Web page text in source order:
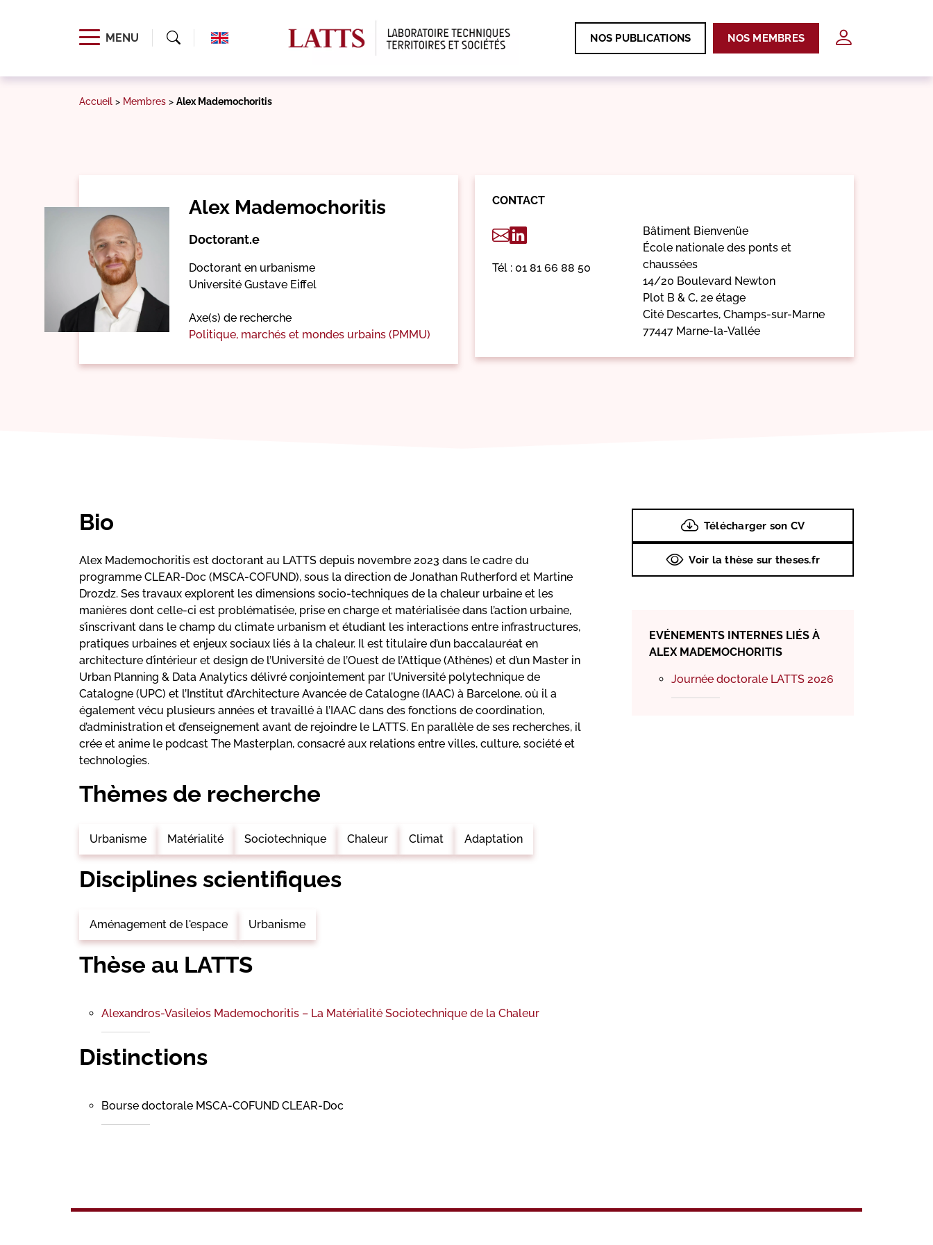
MENU NOS PUBLICATIONS NOS MEMBRES
Accueil > Membres > Alex Mademochoritis
Alex Mademochoritis
Doctorant.e
Doctorant en urbanisme
Université Gustave Eiffel
Axe(s) de recherche
Politique, marchés et mondes urbains (PMMU)
CONTACT
Tél : 01 81 66 88 50
Bâtiment Bienvenüe
École nationale des ponts et
chaussées
14/20 Boulevard Newton
Plot B & C, 2e étage
Cité Descartes, Champs-sur-Marne
77447 Marne-la-Vallée
Bio
Alex Mademochoritis est doctorant au LATTS depuis novembre 2023 dans le cadre du
programme CLEAR-Doc (MSCA-COFUND), sous la direction de Jonathan Rutherford et Martine
Drozdz. Ses travaux explorent les dimensions socio-techniques de la chaleur urbaine et les
manières dont celle-ci est problématisée, prise en charge et matérialisée dans l’action urbaine,
s’inscrivant dans le champ du climate urbanism et étudiant les interactions entre infrastructures,
pratiques urbaines et enjeux sociaux liés à la chaleur. Il est titulaire d’un baccalauréat en
architecture d’intérieur et design de l’Université de l’Ouest de l’Attique (Athènes) et d’un Master in
Urban Planning & Data Analytics délivré conjointement par l’Université polytechnique de
Catalogne (UPC) et l’Institut d’Architecture Avancée de Catalogne (IAAC) à Barcelone, où il a
également vécu plusieurs années et travaillé à l’IAAC dans des fonctions de coordination,
d’administration et d’enseignement avant de rejoindre le LATTS. En parallèle de ses recherches, il
crée et anime le podcast The Masterplan, consacré aux relations entre villes, culture, société et
technologies.
Thèmes de recherche
Urbanisme Matérialité Sociotechnique Chaleur Climat Adaptation
Disciplines scientifiques
Aménagement de l'espace Urbanisme
Thèse au LATTS
Alexandros-Vasileios Mademochoritis – La Matérialité Sociotechnique de la Chaleur
Distinctions
Bourse doctorale MSCA-COFUND CLEAR-Doc
Télécharger son CV
Voir la thèse sur theses.fr
EVÉNEMENTS INTERNES LIÉS À
ALEX MADEMOCHORITIS
Journée doctorale LATTS 2026